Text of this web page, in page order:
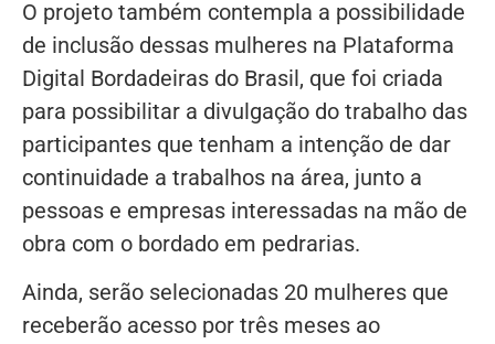
O projeto também contempla a possibilidade
de inclusão dessas mulheres na Plataforma
Digital Bordadeiras do Brasil, que foi criada
para possibilitar a divulgação do trabalho das
participantes que tenham a intenção de dar
continuidade a trabalhos na área, junto a
pessoas e empresas interessadas na mão de
obra com o bordado em pedrarias.
Ainda, serão selecionadas 20 mulheres que
receberão acesso por três meses ao